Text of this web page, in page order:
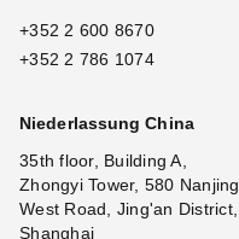
+352 2 600 8670
+352 2 786 1074
Niederlassung China
35th floor, Building A,
Zhongyi Tower, 580 Nanjing
West Road, Jing'an District,
Shanghai